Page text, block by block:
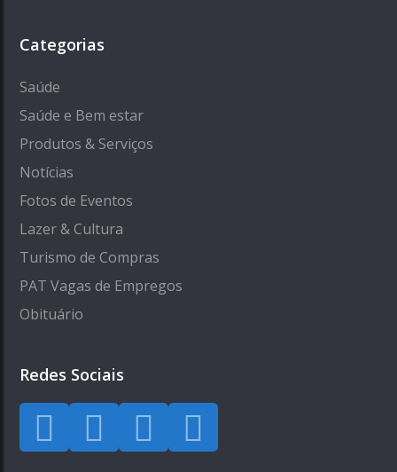
Categorias
Saúde
Saúde e Bem estar
Produtos & Serviços
Notícias
Fotos de Eventos
Lazer & Cultura
Turismo de Compras
PAT Vagas de Empregos
Obituário
Redes Sociais